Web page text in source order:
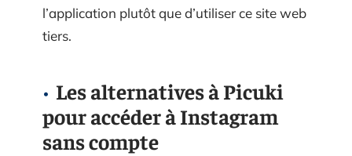
l’application plutôt que d’utiliser ce site web
tiers.
Les alternatives à Picuki
pour accéder à Instagram
sans compte